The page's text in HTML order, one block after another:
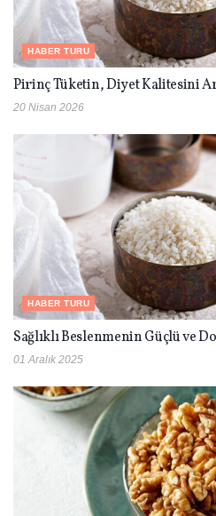
HABER TURU
Pirinç Tüketin, Diyet Kalitesini
20 Nisan 2026
HABER TURU
Sağlıklı Beslenmenin Güçlü ve
01 Aralık 2025